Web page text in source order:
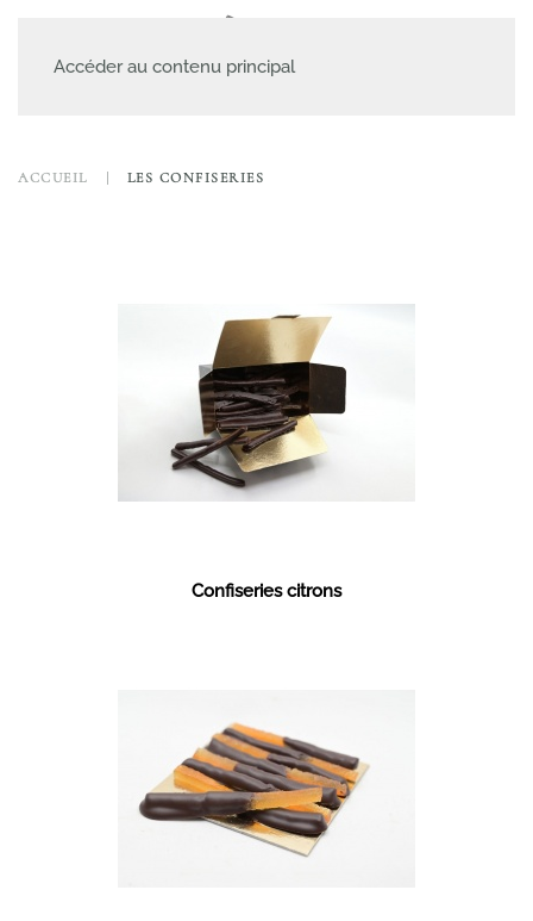
Accéder au contenu principal
ACCUEIL LES CONFISERIES
Confiseries citrons